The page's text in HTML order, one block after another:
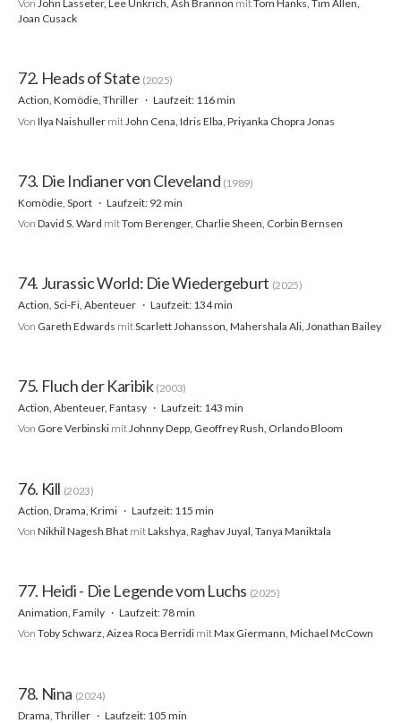
Von John Lasseter, Lee Unkrich, Ash Brannon mitTom Hanks, Tim Allen,
Joan Cusack
72. Heads of State (2025)
Action, Komödie, Thriller
Laufzeit: 116 min
Von Ilya Naishuller mit John Cena, Idris Elba, Priyanka Chopra Jonas
73. Die Indianer von Cleveland (1989)
Komödie, Sport
Laufzeit: 92 min
Von David S. Ward mitTom Berenger, Charlie Sheen, Corbin Bernsen
74. Jurassic World: Die Wiedergeburt (2025)
Action, Sci-Fi, Abenteuer
Laufzeit: 134 min
Von Gareth Edwards mitScarlett Johansson, Mahershala Ali, Jonathan Bailey
75. Fluch der Karibik (2003)
Action, Abenteuer, Fantasy
Laufzeit: 143 min
Von Gore Verbinski mitJohnny Depp, Geoffrey Rush, Orlando Bloom
76. Kill (2023)
Action, Drama, Krimi
Laufzeit: 115 min
Von Nikhil Nagesh Bhat mitLakshya, Raghav Juyal, Tanya Maniktala
77. Heidi - Die Legende vom Luchs (2025)
Animation, Family
Laufzeit: 78 min
Von Toby Schwarz, Aizea Roca Berridi mitMax Giermann, Michael McCown
78. Nina (2024)
Drama, Thriller
Laufzeit: 105 min